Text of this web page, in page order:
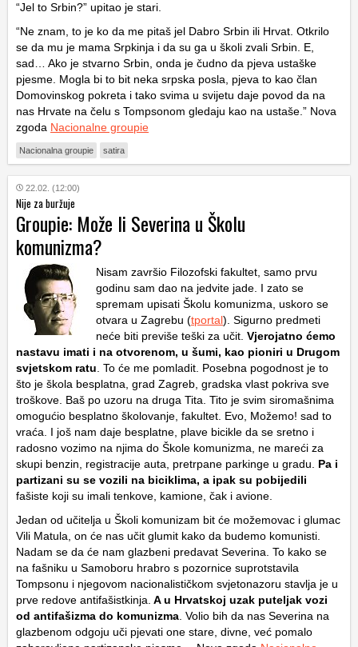
“Jel to Srbin?” upitao je stari.
“Ne znam, to je ko da me pitaš jel Dabro Srbin ili Hrvat. Otkrilo
se da mu je mama Srpkinja i da su ga u školi zvali Srbin. E,
sad… Ako je stvarno Srbin, onda je čudno da pjeva ustaške
pjesme. Mogla bi to bit neka srpska posla, pjeva to kao član
Domovinskog pokreta i tako svima u svijetu daje povod da na
nas Hrvate na čelu s Tompsonom gledaju kao na ustaše.” Nova
zgoda Nacionalne groupie
Nacionalna groupie satira
22.02. (12:00)
Nije za buržuje
Groupie: Može li Severina u Školu
komunizma?
Nisam završio Filozofski fakultet, samo prvu
godinu sam dao na jedvite jade. I zato se
spremam upisati Školu komunizma, uskoro se
otvara u Zagrebu (tportal). Sigurno predmeti
neće biti previše teški za učit. Vjerojatno ćemo
nastavu imati i na otvorenom, u šumi, kao pioniri u Drugom
svjetskom ratu . To će me pomladit. Posebna pogodnost je to
što je škola besplatna, grad Zagreb, gradska vlast pokriva sve
troškove. Baš po uzoru na druga Tita. Tito je svim siromašnima
omogućio besplatno školovanje, fakultet. Evo, Možemo! sad to
vraća. I još nam daje besplatne, plave bicikle da se sretno i
radosno vozimo na njima do Škole komunizma, ne mareći za
skupi benzin, registracije auta, pretrpane parkinge u gradu. Pa i
partizani su se vozili na biciklima, a ipak su pobijedili
fašiste koji su imali tenkove, kamione, čak i avione.
Jedan od učitelja u Školi komunizam bit će možemovac i glumac
Vili Matula, on će nas učit glumit kako da budemo komunisti.
Nadam se da će nam glazbeni predavat Severina. To kako se
na fašniku u Samoboru hrabro s pozornice suprotstavila
Tompsonu i njegovom nacionalističkom svjetonazoru stavlja je u
prve redove antifašistkinja. A u Hrvatskoj uzak puteljak vozi
od antifašizma do komunizma . Volio bih da nas Severina na
glazbenom odgoju uči pjevati one stare, divne, već pomalo